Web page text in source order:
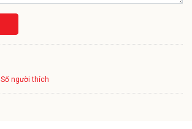
Số người thích